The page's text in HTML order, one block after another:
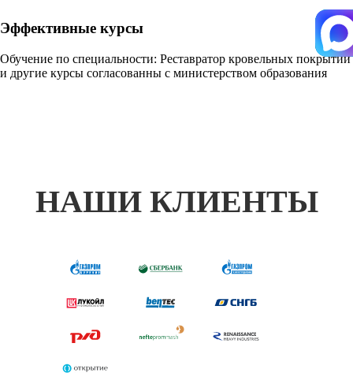
Эффективные курсы
Обучение по специальности: Реставратор кровельных покрытий
и другие курсы согласованны с министерством образования
НАШИ КЛИЕНТЫ